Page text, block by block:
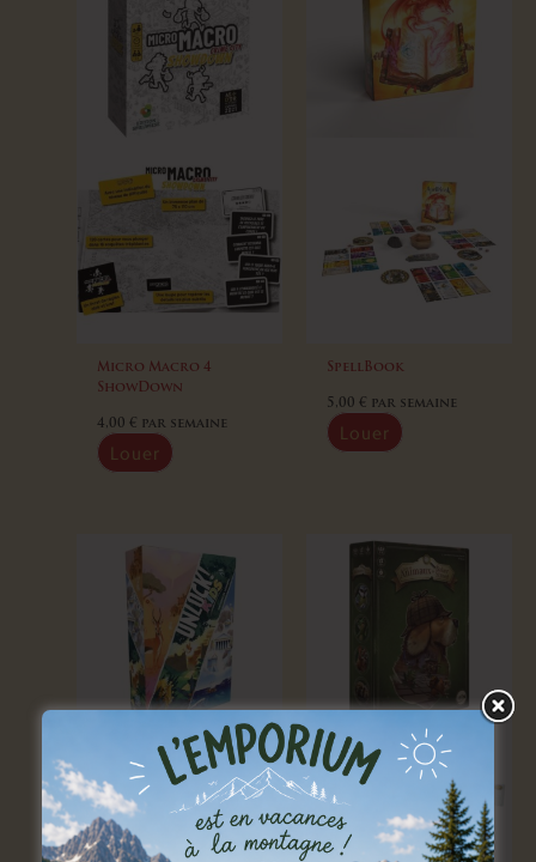
Micro Macro 4
ShowDown
4,00 € par semaine
Louer
SpellBook
5,00 € par semaine
Louer